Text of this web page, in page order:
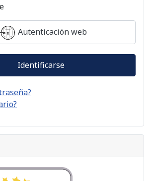
Autenticación web
Identificarse